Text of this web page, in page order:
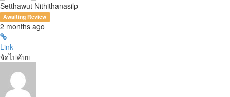
Setthawut Nithithanasilp
Awaiting Review
2 months ago
Link
จัดไปคับบ